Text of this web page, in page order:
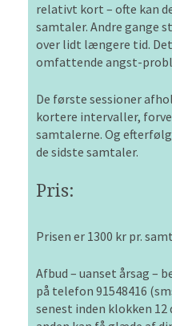
relativt kort – ofte kan
samtaler. Andre gange
over lidt længere tid.
omfattende angst-
De første sessioner
kortere intervaller,
samtalerne. Og
de sidste samtaler.
Pris:
Prisen er 1300 kr pr.
Afbud – uanset årsag –
på telefon 91548416
senest inden klokken 12